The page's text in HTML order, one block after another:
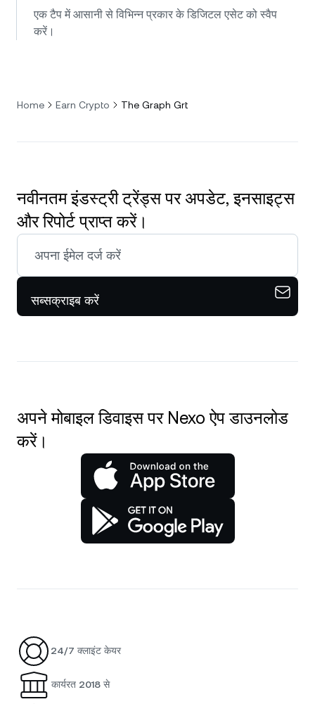
एक टैप में आसानी से विभिन्न प्रकार के डिजिटल एसेट को स्वैप
करें।
Home Earn Crypto The Graph Grt
नवीनतम इंडस्ट्री ट्रेंड्स पर अपडेट, इनसाइट्स
और रिपोर्ट प्राप्त करें।
सब्सक्राइब करें
अपने मोबाइल डिवाइस पर Nexo ऐप डाउनलोड
करें।
24/7 क्लाइंट केयर
कार्यरत 2018 से